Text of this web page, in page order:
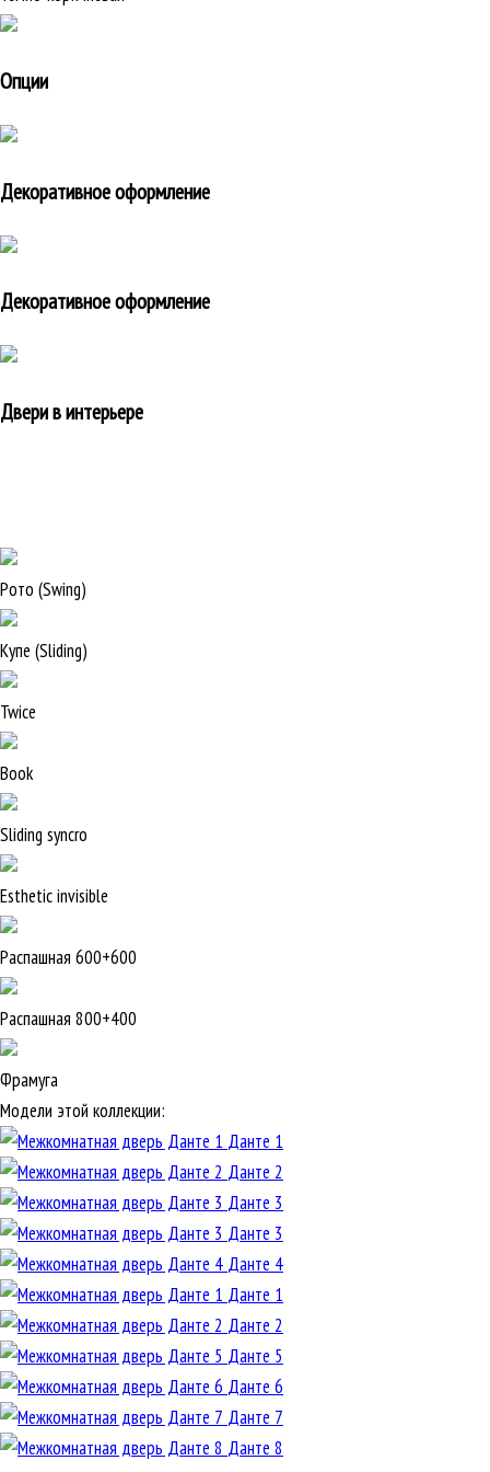
Опции
Декоративное оформление
Декоративное оформление
Двери в интерьере
Рото (Swing)
Купе (Sliding)
Twice
Book
Sliding syncro
Esthetic invisible
Распашная 600+600
Распашная 800+400
Фрамуга
Модели этой коллекции:
Данте 1
Данте 2
Данте 3
Данте 3
Данте 4
Данте 1
Данте 2
Данте 5
Данте 6
Данте 7
Данте 8